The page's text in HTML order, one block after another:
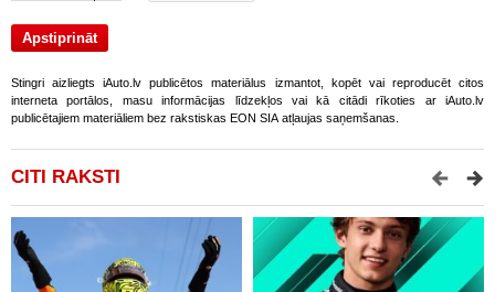
Stingri aizliegts iAuto.lv publicētos materiālus izmantot, kopēt vai reproducēt citos
interneta portālos, masu informācijas līdzekļos vai kā citādi rīkoties ar iAuto.lv
publicētajiem materiāliem bez rakstiskas EON SIA atļaujas saņemšanas.
CITI RAKSTI